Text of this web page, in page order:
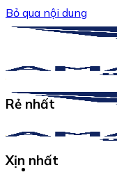
Bỏ qua nội dung
Rẻ nhất
Xịn nhất